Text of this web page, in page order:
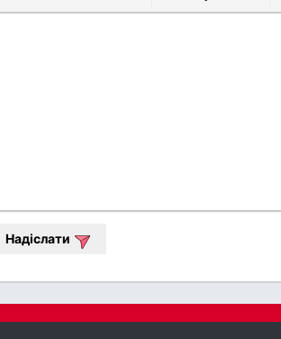
ЖирнийКурсивПідкреслений
ЗакресленийВирівнювання
Надіслати